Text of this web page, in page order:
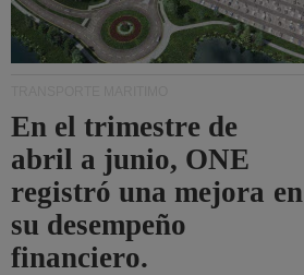
En el trimestre de
abril a junio, ONE
registró una mejora en
su desempeño
financiero.